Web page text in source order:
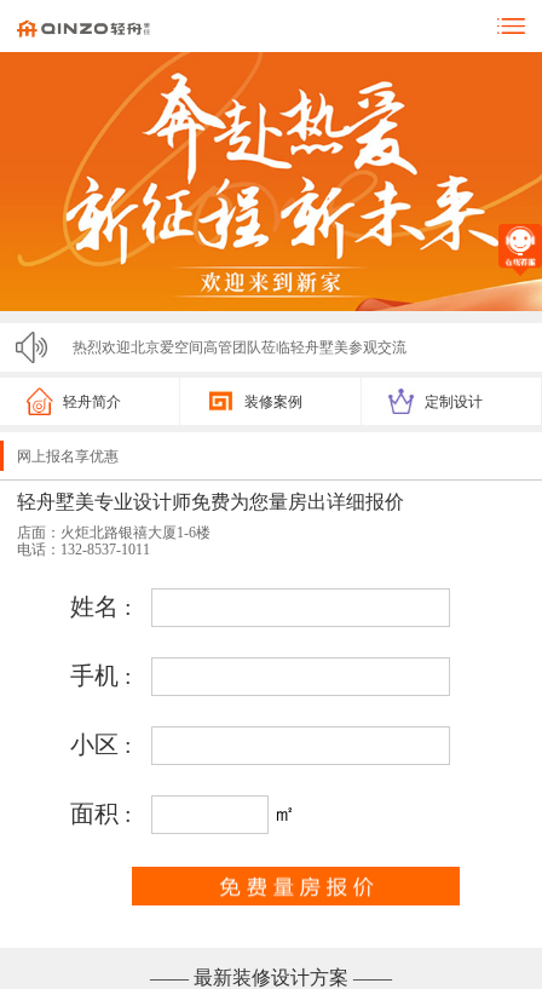
热烈欢迎北京爱空间高管团队莅临轻舟墅美参观交流
零投诉！！！济宁轻舟墅美装饰亮相市监局315展会，...
轻舟墅美装饰2025夏季招聘计划
激情开跑！2025济宁马拉松圆满落幕，轻舟墅美装饰...
轻舟简介 装修案例 定制设计
网上报名享优惠
轻舟墅美专业设计师免费为您量房出详细报价
店面：火炬北路银禧大厦1-6楼
电话：132-8537-1011
—— 最新装修设计方案 ——